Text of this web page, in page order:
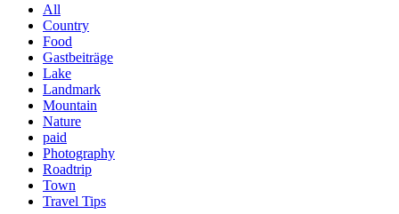
All
Country
Food
Gastbeiträge
Lake
Landmark
Mountain
Nature
paid
Photography
Roadtrip
Town
Travel Tips